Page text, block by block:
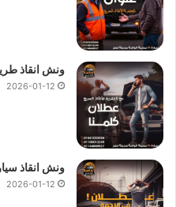
العين السخنة
العين السخنةمع الحفاظ على
المصرية، نقدم أسعارًا تنافسية
وضوح تام دون أي رسوم خفية
صغيرة أو شاحنة كبيرة، فإن
عادلة.
ونش انقاذ
2026-01-12
ونش انقاذ
2026-01-12